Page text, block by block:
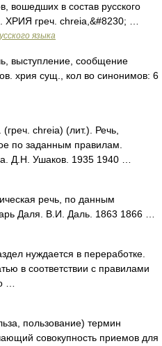
вошедших в состав русского
ХРИЯ греч. chreia,&#8230; …
языка
выступление, сообщение
хрия сущ., кол во синонимов: 6
chreia) (лит.). Речь,
по заданным правилам.
Д.Н. Ушаков. 1935 1940 …
речь, по данным
Даля. В.И. Даль. 1863 1866 …
нуждается в переработке.
в соответствии с правилами
…
пользование) термин
совокупность приемов для